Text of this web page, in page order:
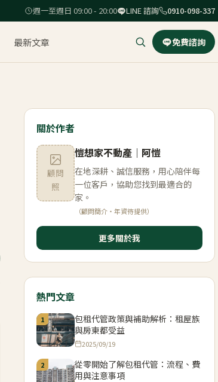
週一至週日 09:00 - 20:00 LINE 諮詢 0910-098-337
最新文章 免費諮詢
關於作者
顧問
照
愷想家不動產 ｜ 阿愷
在地深耕、誠信服務，用心陪伴每
一位客戶，協助您找到最適合的
家。
（顧問簡介・年資待提供）
更多關於我
熱門文章
1
包租代管政策與補助解析：租屋族
與房東都受益
2025/09/19
2
從零開始了解包租代管：流程、費
用與注意事項